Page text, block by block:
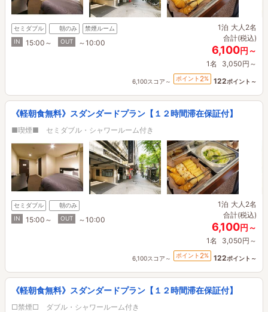
セミダブル 朝のみ
禁煙ルーム
IN
15:00～ OUT ～10:00
1泊 大人2名
合計(税込)
6,100円～
1名 3,050円～
6,100スコア～ ポイント 2% 122ポイント～
《軽朝食無料》スダンダードプラン【１２時間滞在保証付】
■喫煙■ セミダブル・シャワールーム付き
セミダブル
朝のみ
IN
15:00～ OUT ～10:00
1泊 大人2名
合計(税込)
6,100円～
1名 3,050円～
6,100スコア～ ポイント 2% 122ポイント～
《軽朝食無料》スダンダードプラン【１２時間滞在保証付】
□禁煙□ ダブル・シャワールーム付き